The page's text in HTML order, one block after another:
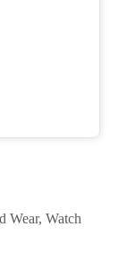
Wear, Watch